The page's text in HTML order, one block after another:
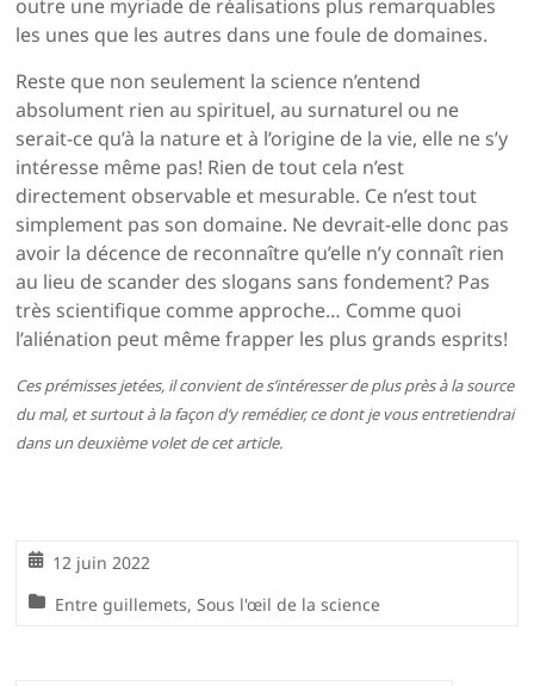
outre une myriade de réalisations plus remarquables
les unes que les autres dans une foule de domaines.
Reste que non seulement la science n’entend
absolument rien au spirituel, au surnaturel ou ne
serait-ce qu’à la nature et à l’origine de la vie, elle ne s’y
intéresse même pas! Rien de tout cela n’est
directement observable et mesurable. Ce n’est tout
simplement pas son domaine. Ne devrait-elle donc pas
avoir la décence de reconnaître qu’elle n’y connaît rien
au lieu de scander des slogans sans fondement? Pas
très scientifique comme approche… Comme quoi
l’aliénation peut même frapper les plus grands esprits!
Ces prémisses jetées, il convient de s’intéresser de plus près à la source
du mal, et surtout à la façon d’y remédier, ce dont je vous entretiendrai
dans un deuxième volet de cet article.
12 juin 2022
Entre guillemets,Sous l'œil de la science